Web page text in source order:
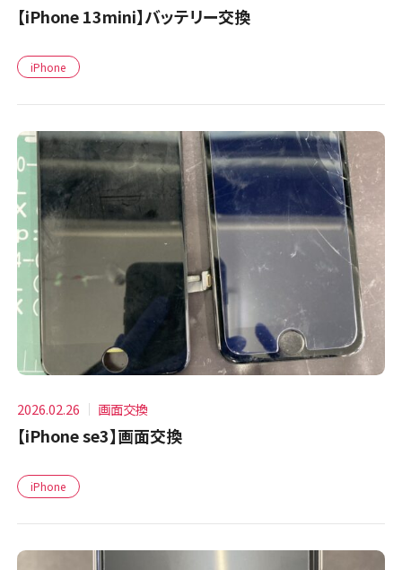
【iPhone 13mini】バッテリー交換
iPhone
2026.02.26 画面交換
【iPhone se3】画面交換
iPhone